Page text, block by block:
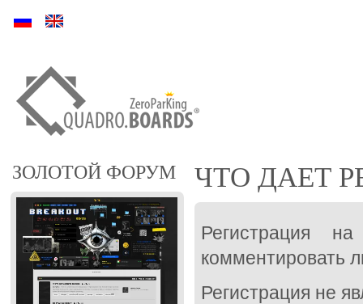
Ру En
ЗОЛОТОЙ ФОРУМ ЧТО ДАЕТ
Регистрация
комментировать
Регистрация не